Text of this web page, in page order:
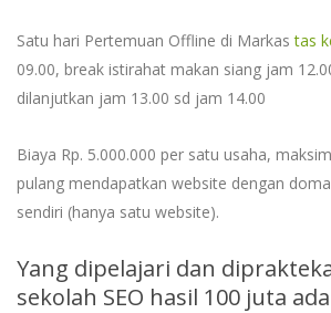
Satu hari Pertemuan Offline di Markastas
09.00, break istirahat makan siang jam
dilanjutkan jam 13.00 sd jam 14.00
Biaya Rp. 5.000.000 per satu usaha,
pulang mendapatkan website dengan
sendiri (hanya satu website).
Yang dipelajari dan
sekolah SEO hasil 100 juta